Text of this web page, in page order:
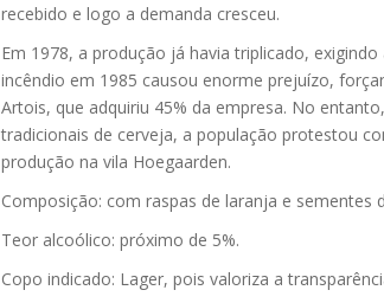
recebido e logo a demanda cresceu.
Em 1978, a produção já havia triplicado,
incêndio em 1985 causou enorme prejuízo,
Artois, que adquiriu 45% da empresa. No
tradicionais de cerveja, a população protestou
produção na vila Hoegaarden.
Composição: com raspas de laranja e sementes
Teor alcoólico: próximo de 5%.
Copo indicado: Lager, pois valoriza a